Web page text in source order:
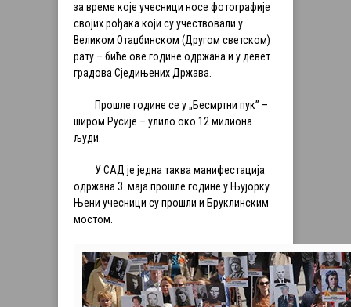
за време које учесници носе фотографије
својих рођака који су учествовали у
Великом Отаџбинском (Другом светском)
рату – биће ове године одржана и у девет
градова Сједињених Држава.
Прошле године се у „Бесмртни пук” –
широм Русије – улило око 12 милиона
људи.
У САД је једна таква манифестација
одржана 3. маја прошле године у Њујорку.
Њени учесници су прошли и Бруклинским
мостом.